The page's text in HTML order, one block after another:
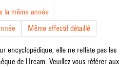
la même année
Même effectif détaillé
encyclopédique, elle ne reflète pas les
de l'Ircam. Veuillez vous référer aux